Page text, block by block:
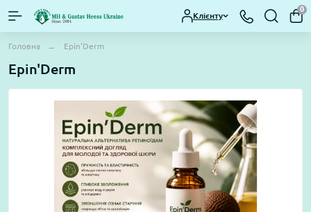
Клієнту
0
Головна Epin'Derm
Epin'Derm